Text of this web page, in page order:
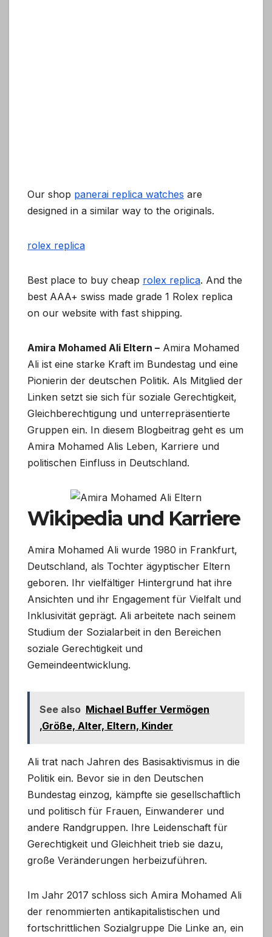
Our shop panerai replica watches are
designed in a similar way to the originals.
rolex replica
Best place to buy cheap rolex replica. And the
best AAA+ swiss made grade 1 Rolex replica
on our website with fast shipping.
Amira Mohamed Ali Eltern – Amira Mohamed
Ali ist eine starke Kraft im Bundestag und eine
Pionierin der deutschen Politik. Als Mitglied der
Linken setzt sie sich für soziale Gerechtigkeit,
Gleichberechtigung und unterrepräsentierte
Gruppen ein. In diesem Blogbeitrag geht es um
Amira Mohamed Alis Leben, Karriere und
politischen Einfluss in Deutschland.
Wikipedia und Karriere
Amira Mohamed Ali wurde 1980 in Frankfurt,
Deutschland, als Tochter ägyptischer Eltern
geboren. Ihr vielfältiger Hintergrund hat ihre
Ansichten und ihr Engagement für Vielfalt und
Inklusivität geprägt. Ali arbeitete nach seinem
Studium der Sozialarbeit in den Bereichen
soziale Gerechtigkeit und
Gemeindeentwicklung.
See also Michael Buffer Vermögen
,Größe, Alter, Eltern, Kinder
Ali trat nach Jahren des Basisaktivismus in die
Politik ein. Bevor sie in den Deutschen
Bundestag einzog, kämpfte sie gesellschaftlich
und politisch für Frauen, Einwanderer und
andere Randgruppen. Ihre Leidenschaft für
Gerechtigkeit und Gleichheit trieb sie dazu,
große Veränderungen herbeizuführen.
Im Jahr 2017 schloss sich Amira Mohamed Ali
der renommierten antikapitalistischen und
fortschrittlichen Sozialgruppe Die Linke an, ein